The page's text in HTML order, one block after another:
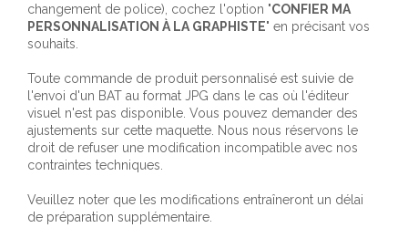
changement de police), cochez l'option "CONFIER MA
PERSONNALISATION À LA GRAPHISTE" en précisant vos
souhaits.
Toute commande de produit personnalisé est suivie de
l'envoi d'un BAT au format JPG dans le cas où l'éditeur
visuel n'est pas disponible. Vous pouvez demander des
ajustements sur cette maquette. Nous nous réservons le
droit de refuser une modification incompatible avec nos
contraintes techniques.
Veuillez noter que les modifications entraîneront un délai
de préparation supplémentaire.